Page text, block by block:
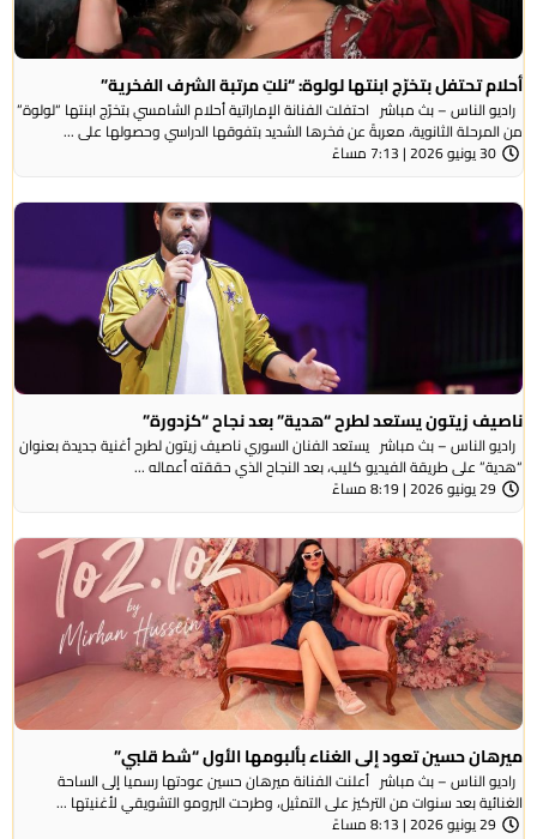
أحلام تحتفل بتخرّج ابنتها لولوة: “نلتِ مرتبة الشرف الفخرية”
راديو الناس – بث مباشر احتفلت الفنانة الإماراتية أحلام الشامسي بتخرّج ابنتها “لولوة”
من المرحلة الثانوية، معربةً عن فخرها الشديد بتفوقها الدراسي وحصولها على ...
30 يونيو 2026 | 7:13 مساءً
ناصيف زيتون يستعد لطرح “هدية” بعد نجاح “كزدورة”
راديو الناس – بث مباشر يستعد الفنان السوري ناصيف زيتون لطرح أغنية جديدة بعنوان
“هدية” على طريقة الفيديو كليب، بعد النجاح الذي حققته أعماله ...
29 يونيو 2026 | 8:19 مساءً
ميرهان حسين تعود إلى الغناء بألبومها الأول “شط قلبي”
راديو الناس – بث مباشر أعلنت الفنانة ميرهان حسين عودتها رسميا إلى الساحة
الغنائية بعد سنوات من التركيز على التمثيل، وطرحت البرومو التشويقي لأغنيتها ...
29 يونيو 2026 | 8:13 مساءً